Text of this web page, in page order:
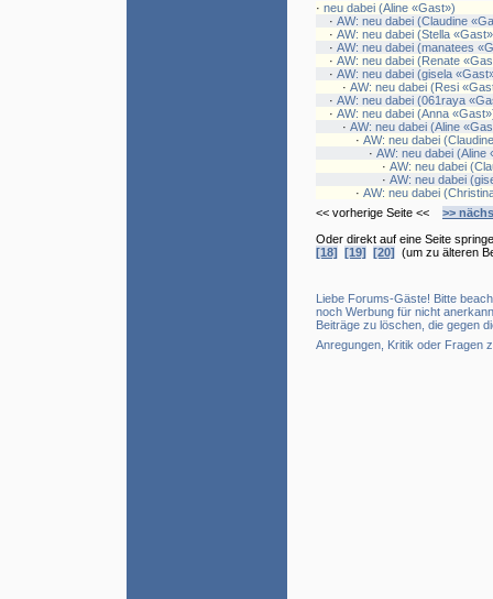
· neu dabei (Aline «Gast»)
· AW: neu dabei (Claudine
· AW: neu dabei (Stella
· AW: neu dabei (manatees
· AW: neu dabei (Renate
· AW: neu dabei (gisela
· AW: neu dabei (Resi
· AW: neu dabei (061raya
· AW: neu dabei (Anna
· AW: neu dabei (Aline
· AW: neu dabei
· AW: neu dabei (Aline
· AW: neu dabei
· AW: neu dabei
· AW: neu dabei
<< vorherige Seite << >>
Oder direkt auf eine Seite
[18] [19] [20] (um zu älteren
Liebe Forums-Gäste! Bitte
noch Werbung für nicht
Beiträge zu löschen, die gegen
Anregungen, Kritik oder Fragen